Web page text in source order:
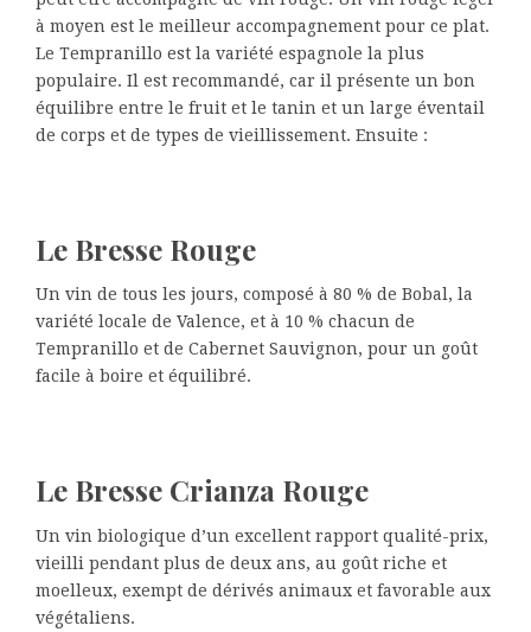
à moyen est le meilleur accompagnement pour ce plat.
Le Tempranillo est la variété espagnole la plus
populaire. Il est recommandé, car il présente un bon
équilibre entre le fruit et le tanin et un large éventail
de corps et de types de vieillissement. Ensuite :
Le Bresse Rouge
Un vin de tous les jours, composé à 80 % de Bobal, la
variété locale de Valence, et à 10 % chacun de
Tempranillo et de Cabernet Sauvignon, pour un goût
facile à boire et équilibré.
Le Bresse Crianza Rouge
Un vin biologique d’un excellent rapport qualité-prix,
vieilli pendant plus de deux ans, au goût riche et
moelleux, exempt de dérivés animaux et favorable aux
végétaliens.